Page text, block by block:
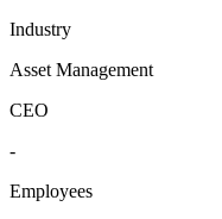
Industry
Asset Management
CEO
-
Employees